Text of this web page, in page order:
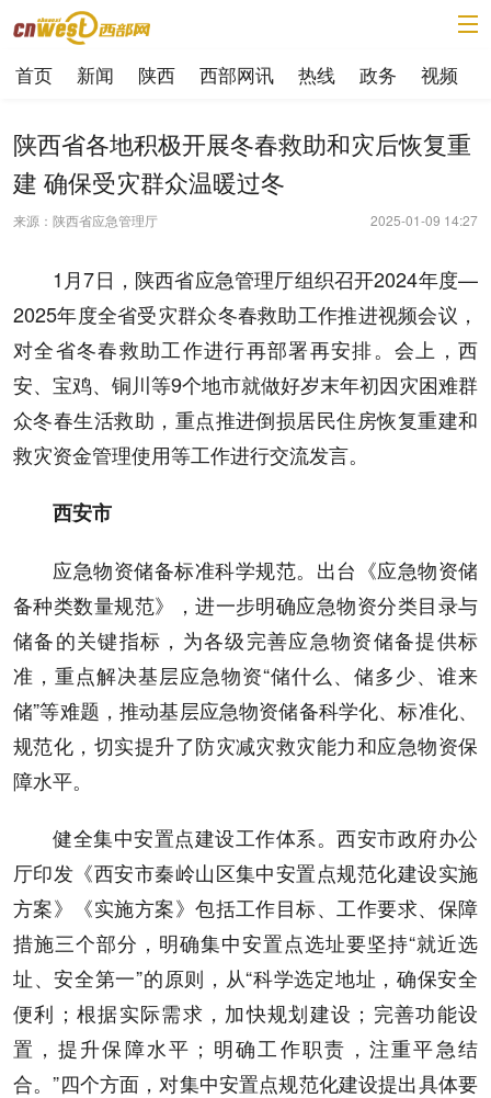
首页 新闻 陕西 西部网讯 热线 政务 视频
陕西省各地积极开展冬春救助和灾后恢复重
建 确保受灾群众温暖过冬
来源：陕西省应急管理厅 2025-01-09 14:27
1月7日，陕西省应急管理厅组织召开2024年度—
2025年度全省受灾群众冬春救助工作推进视频会议，
对全省冬春救助工作进行再部署再安排。会上，西
安、宝鸡、铜川等9个地市就做好岁末年初因灾困难群
众冬春生活救助，重点推进倒损居民住房恢复重建和
救灾资金管理使用等工作进行交流发言。
西安市
应急物资储备标准科学规范。出台《应急物资储
备种类数量规范》，进一步明确应急物资分类目录与
储备的关键指标，为各级完善应急物资储备提供标
准，重点解决基层应急物资“储什么、储多少、谁来
储”等难题，推动基层应急物资储备科学化、标准化、
规范化，切实提升了防灾减灾救灾能力和应急物资保
障水平。
健全集中安置点建设工作体系。西安市政府办公
厅印发《西安市秦岭山区集中安置点规范化建设实施
方案》《实施方案》包括工作目标、工作要求、保障
措施三个部分，明确集中安置点选址要坚持“就近选
址、安全第一”的原则，从“科学选定地址，确保安全
便利；根据实际需求，加快规划建设；完善功能设
置，提升保障水平；明确工作职责，注重平急结
合。”四个方面，对集中安置点规范化建设提出具体要